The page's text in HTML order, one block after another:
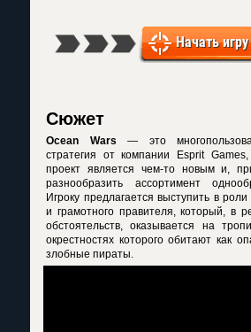
Начать игру
Сюжет
Ocean Wars — это
стратегия от компании Esprit
проект является чем-то новым и,
разнообразить ассортимент
Игроку предлагается выступить в
и грамотного правителя, который, в
обстоятельств, оказывается на
окрестностях которого обитают как
злобные пираты.